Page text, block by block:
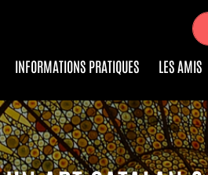
INFORMATIONS PRATIQUES LES AMIS